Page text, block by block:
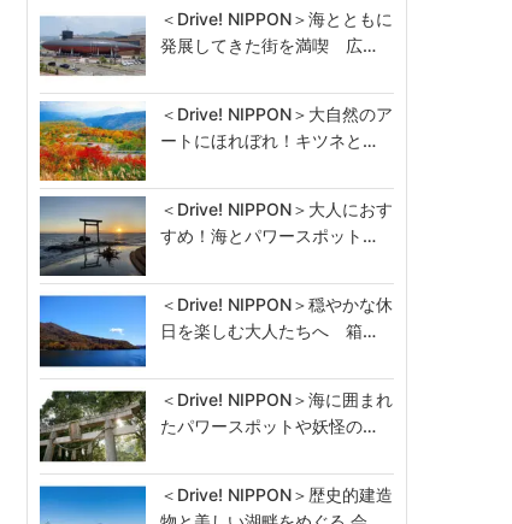
＜Drive! NIPPON＞海とともに
発展してきた街を満喫 広…
＜Drive! NIPPON＞大自然のア
ートにほれぼれ！キツネと…
＜Drive! NIPPON＞大人におす
すめ！海とパワースポット…
＜Drive! NIPPON＞穏やかな休
日を楽しむ大人たちへ 箱…
＜Drive! NIPPON＞海に囲まれ
たパワースポットや妖怪の…
＜Drive! NIPPON＞歴史的建造